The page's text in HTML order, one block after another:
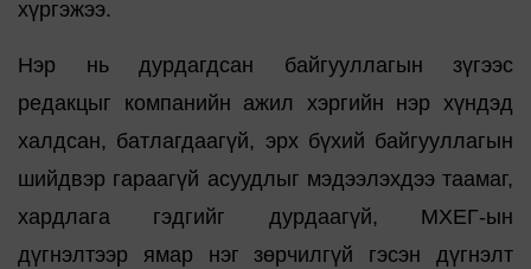
хүргэжээ.
Нэр нь дурдагдсан байгууллагын зүгээс
редакцыг компанийн ажил хэргийн нэр хүндэд
халдсан, батлагдаагүй, эрх бүхий байгууллагын
шийдвэр гараагүй асуудлыг мэдээлэхдээ таамаг,
хардлага гэдгийг дурдаагүй, МХЕГ-ын
дүгнэлтээр ямар нэг зөрчилгүй гэсэн дүгнэлт